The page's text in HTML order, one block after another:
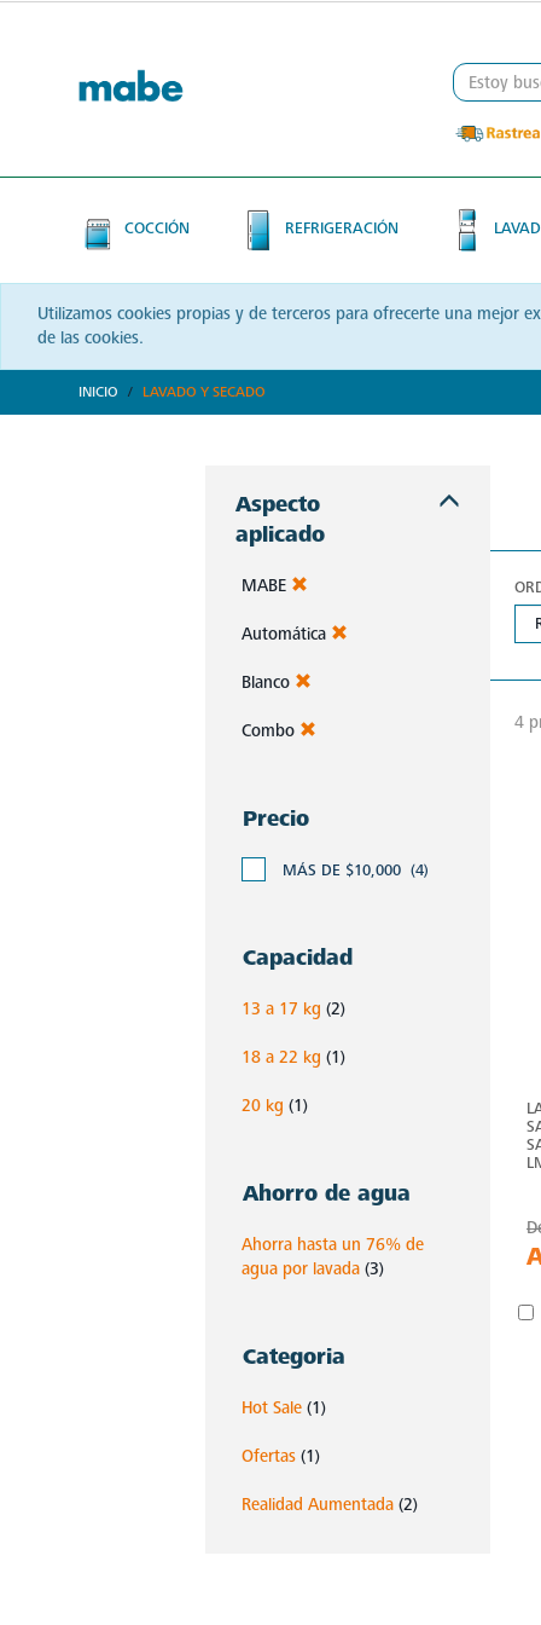
COCCIÓN REFRIGERACIÓN
Utilizamos cookies propias y de terceros para ofrecerte una mejor
de las cookies.
INICIO LAVADO Y SECADO
Aspecto
aplicado
MABE
Automática
Blanco
Combo
Precio
MÁS DE $10,000 (4)
Capacidad
13 a 17 kg (2)
18 a 22 kg (1)
20 kg (1)
Ahorro de agua
Ahorra hasta un 76% de
agua por lavada (3)
Categoria
Hot Sale (1)
Ofertas (1)
Realidad Aumentada (2)
4